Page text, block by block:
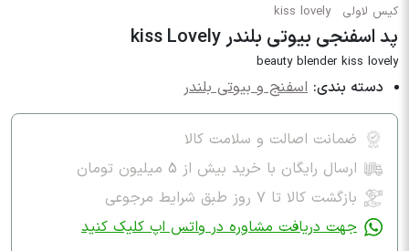
کیس لاولی kiss lovely
پد اسفنجی بیوتی بلندر kiss Lovely
beauty blender kiss lovely
دسته بندی: اسفنج و بیوتی بلندر
ضمانت اصالت و سلامت کالا
ارسال رایگان با خرید بیش از 5 میلیون تومان
بازگشت کالا تا ۷ روز طبق شرایط مرجوعی
جهت دریافت مشاوره در واتس اپ کلیک کنید